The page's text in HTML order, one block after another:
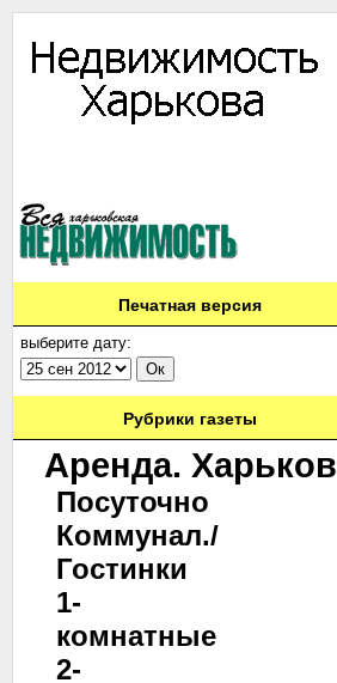
Печатная версия
выберите дату:
Рубрики газеты
Аренда. Харьков
Посуточно
Коммунал./
Гостинки
1-
комнатные
2-